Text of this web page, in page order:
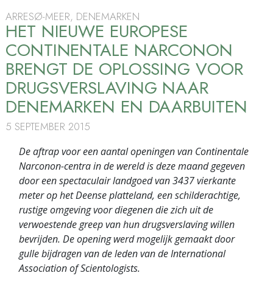
ARRESØ-MEER, DENEMARKEN
HET NIEUWE EUROPESE
CONTINENTALE NARCONON
BRENGT DE OPLOSSING VOOR
DRUGSVERSLAVING NAAR
DENEMARKEN EN DAARBUITEN
5 SEPTEMBER 2015
De aftrap voor een aantal openingen van Continentale
Narconon-centra in de wereld is deze maand gegeven
door een spectaculair landgoed van 3437 vierkante
meter op het Deense platteland, een schilderachtige,
rustige omgeving voor diegenen die zich uit de
verwoestende greep van hun drugsverslaving willen
bevrijden. De opening werd mogelijk gemaakt door
gulle bijdragen van de leden van de International
Association of Scientologists.